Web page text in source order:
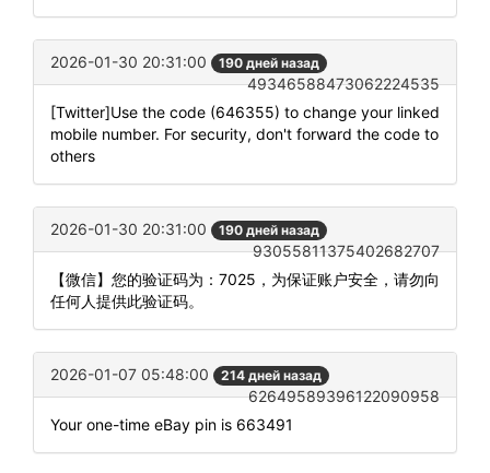
2026-01-30 20:31:00 190 дней назад
49346588473062224535
[Twitter]Use the code (646355) to change your linked
mobile number. For security, don't forward the code to
others
2026-01-30 20:31:00 190 дней назад
93055811375402682707
【微信】您的验证码为：7025，为保证账户安全，请勿向
任何人提供此验证码。
2026-01-07 05:48:00 214 дней назад
62649589396122090958
Your one-time eBay pin is 663491